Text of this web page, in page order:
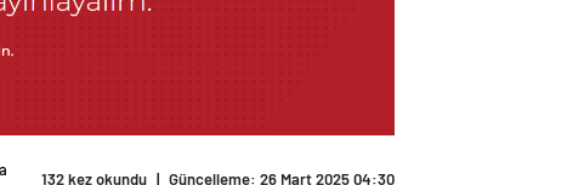
geldi